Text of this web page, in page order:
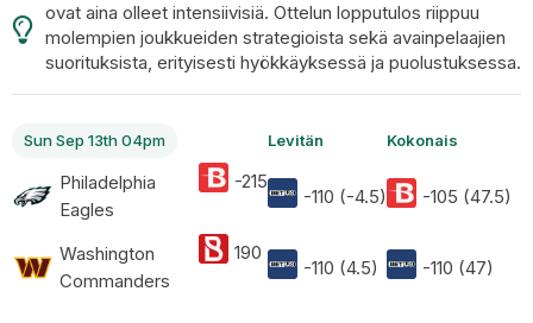
ovat aina olleet intensiivisiä. Ottelun lopputulos riippuu
molempien joukkueiden strategioista sekä avainpelaajien
suorituksista, erityisesti hyökkäyksessä ja puolustuksessa.
Sun Sep 13th 04pm
Philadelphia
Eagles
Washington
Commanders
-215
190
Levitän
-110 (-4.5)
-110 (4.5)
Kokonais
-105 (47.5)
-110 (47)